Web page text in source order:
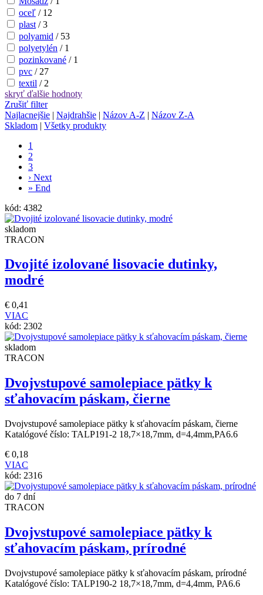
oceľ / 12
plast / 3
polyamid / 53
polyetylén / 1
pozinkované / 1
pvc / 27
textil / 2
skryť ďalšie hodnoty
Zrušiť filter
Najlacnejšie | Najdrahšie | Názov A-Z | Názov Z-A
Skladom | Všetky produkty
1
2
3
› Next
» End
kód: 4382
skladom
TRACON
Dvojité izolované lisovacie dutinky,
modré
€ 0,41
VIAC
kód: 2302
skladom
TRACON
Dvojvstupové samolepiace pätky k
sťahovacím páskam, čierne
Dvojvstupové samolepiace pätky k sťahovacím páskam, čierne
Katalógové číslo: TALP191-2 18,7×18,7mm, d=4,4mm,PA6.6
€ 0,18
VIAC
kód: 2316
do 7 dní
TRACON
Dvojvstupové samolepiace pätky k
sťahovacím páskam, prírodné
Dvojvstupové samolepiace pätky k sťahovacím páskam, prírodné
Katalógové číslo: TALP190-2 18,7×18,7mm, d=4,4mm, PA6.6